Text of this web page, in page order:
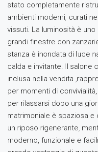
stato completamente
ambienti moderni, curati
vissuti. La luminosità è
grandi finestre con
stanza è inondata di luce
calda e invitante. Il salone
inclusa nella vendita
per momenti di
per rilassarsi dopo una
matrimoniale è spaziosa
un riposo rigenerante,
moderno, funzionale e